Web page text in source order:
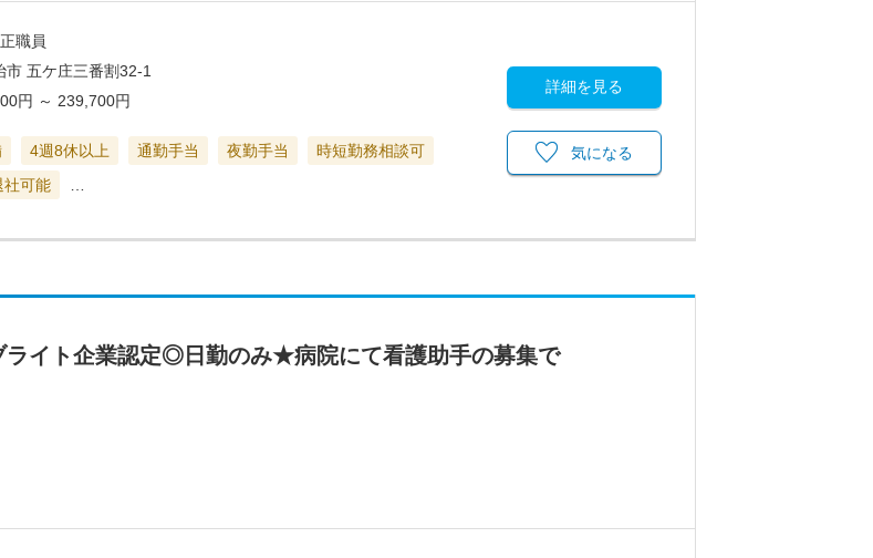
職員
市 五ケ庄三番割32-1
円 ～ 239,700円
4週8休以上 通勤手当 夜勤手当
時短勤務相談可
社可能
詳細を見る
気になる
ライト企業認定◎日勤のみ★病院にて看護助手の募集で